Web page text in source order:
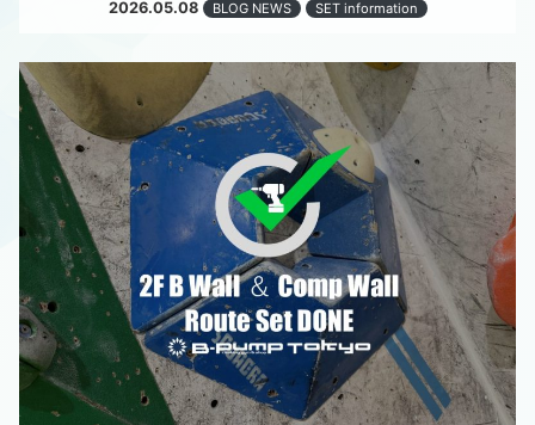
2026.05.08 BLOG NEWS SET information